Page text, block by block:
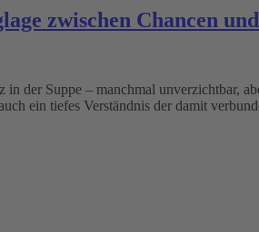
zwischen Chancen
der Suppe – manchmal unverzichtbar,
ein tiefes Verständnis der damit